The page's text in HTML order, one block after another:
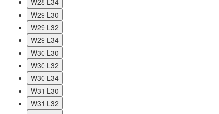
W28 L34
W29 L30
W29 L32
W29 L34
W30 L30
W30 L32
W30 L34
W31 L30
W31 L32